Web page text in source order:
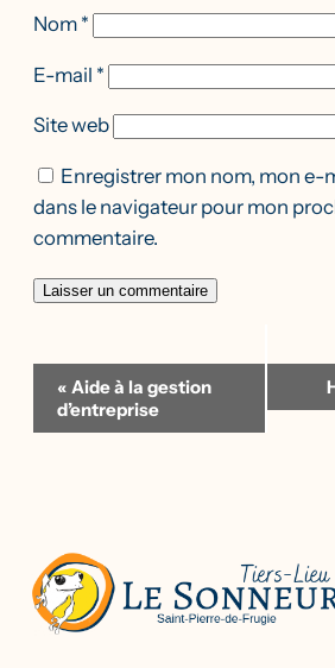
Nom *
E-mail *
Site web
Enregistrer mon nom, mon e-
dans le navigateur pour mon
commentaire.
Navigation
Évènement
« Aide à la gestion
d’entreprise